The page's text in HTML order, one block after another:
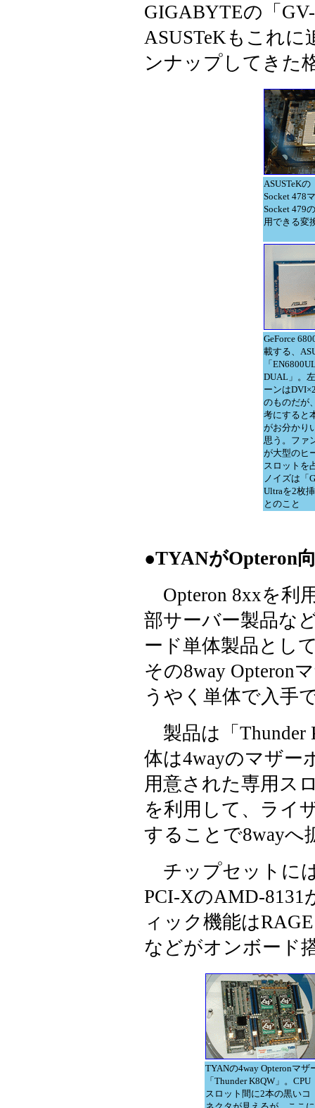
GIGABYTEの「
ASUSTeKもこれ
ンナップしてきた
ASUSTeK
Socket 478
Socket 479
用できる変
GeForce
載する、
「
DUAL」。
ーンは
のものだが
考にすると
がお分かり
思う。ファ
が大型のヒ
スロットを
ノイズは「
Ultraを2枚
とのこと
●TYANがOpteron
Opteron 8xxを利
部サーバー製品な
ード単体製品とし
その8way Opteron
うやく単体で入手
製品は「Thunder
体は4wayのマザー
用意された専用ス
を利用して、ライ
することで8wayへ
チップセットには
PCI-XのAMD-
ィック機能は
などがオンボード
TYANの4way Opteronマザ
「Thunder K8QW」。CPU
スロット間に2本の黒いコ